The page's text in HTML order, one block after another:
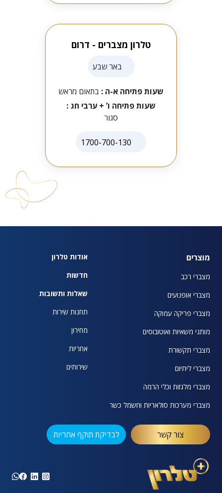
טלרון מצברים - דרום
באר שבע
שעות פתיחה א-ה : בתאום מראש
שעות פתיחה ו’ + ערבי חג :
סגור
1700-700-130
מוצרים
מצברי רכב
מצברי אופנועים
מצברי פריקה עמוקה
מותגי משאיות ואוטובוסים
מצברי תקשורת
מצברי ליתיום
מצברי מלגזות וכלי הרמה
מצברי מערכות סולאריות וחשמל כשר
אודות טלרון
חדשות
שאלות ותשובות
תחנות שירות
מחירון
אחריות
שירותים
צור קשר לבדיקת תוקף אחריות